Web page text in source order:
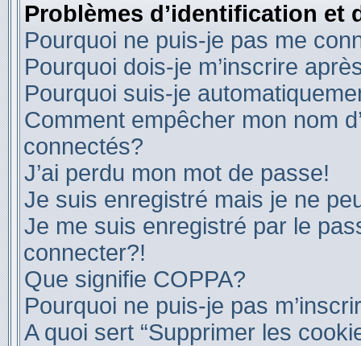
Problèmes d’identification et
Pourquoi ne puis-je pas me
Pourquoi dois-je m’inscrire
Pourquoi suis-je
Comment empêcher mon nom
connectés?
J’ai perdu mon mot de passe!
Je suis enregistré mais je ne
Je me suis enregistré par le
connecter?!
Que signifie COPPA?
Pourquoi ne puis-je pas
A quoi sert “Supprimer les